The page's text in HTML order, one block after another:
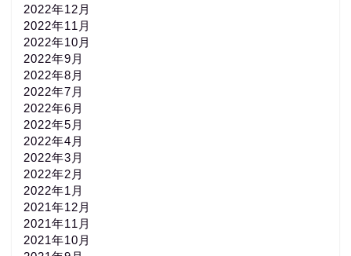
2022年12月
2022年11月
2022年10月
2022年9月
2022年8月
2022年7月
2022年6月
2022年5月
2022年4月
2022年3月
2022年2月
2022年1月
2021年12月
2021年11月
2021年10月